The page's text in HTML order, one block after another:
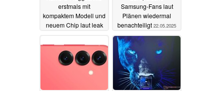
erstmals mit
kompaktem Modell und
neuem Chip laut leak
Samsung-Fans laut
Plänen wiedermal
benachteiligt 22.05.2025